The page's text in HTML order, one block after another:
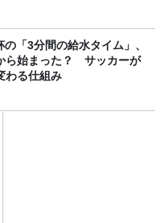
「3分間の給水タイム」、
ら始まった？ サッカーが
わる仕組み